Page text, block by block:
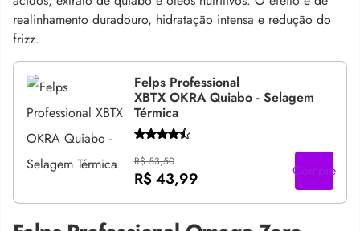
realinhamento duradouro, hidratação intensa e redução do
frizz.
Felps Professional
XBTX OKRA Quiabo - Selagem
Térmica
R$ 53,50
R$ 43,99 Compre